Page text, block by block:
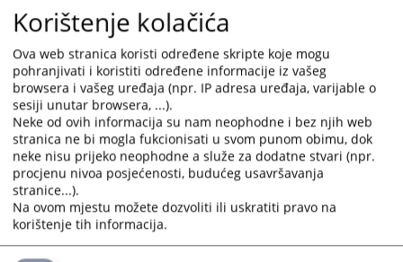
• Adresar advokata
• Registri poslovnih subjekata u BiH
Sve aktivnosti imaju za cilj unapređenje rada pravosuđa i osiguravanja
bolje i kvalitetnije elektronske komunikacije sa pravosuđem.
663PREGLEDA
Korištenje kolačića
Ova web stranica koristi određene skripte koje mogu
pohranjivati i koristiti određene informacije iz vašeg
browsera i vašeg uređaja (npr. IP adresa uređaja, varijable o
sesiji unutar browsera, ...).
Neke od ovih informacija su nam neophodne i bez njih web
stranica ne bi mogla fukcionisati u svom punom obimu, dok
neke nisu prijeko neophodne a služe za dodatne stvari (npr.
procjenu nivoa posjećenosti, budućeg usavršavanja
stranice...).
Na ovom mjestu možete dozvoliti ili uskratiti pravo na
korištenje tih informacija.